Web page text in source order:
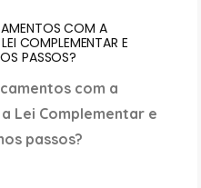
COM A
COMPLEMENTAR E
PASSOS?
com a
Lei Complementar e
passos?